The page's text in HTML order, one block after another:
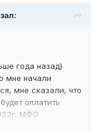
года назад)
мне начали
мне сказали, что
оплатить
МФО